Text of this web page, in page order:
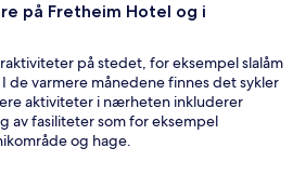
på Fretheim Hotel og i
på stedet, for eksempel slalåm
de varmere månedene finnes det sykler
aktiviteter i nærheten inkluderer
av fasiliteter som for eksempel
og hage.